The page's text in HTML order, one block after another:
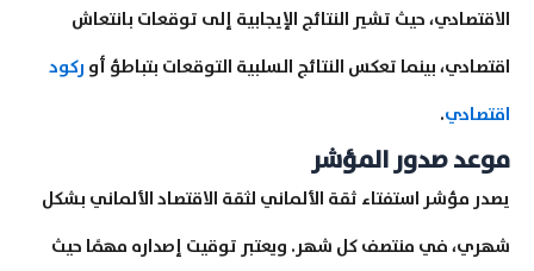
الاقتصادي، حيث تشير النتائج الإيجابية إلى توقعات بانتعاش
اقتصادي، بينما تعكس النتائج السلبية التوقعات بتباطؤ أو ركود
اقتصادي.
موعد صدور المؤشر
يصدر مؤشر استفتاء ثقة الألماني لثقة الاقتصاد الألماني بشكل
شهري، في منتصف كل شهر. ويعتبر توقيت إصداره مهمًا حيث